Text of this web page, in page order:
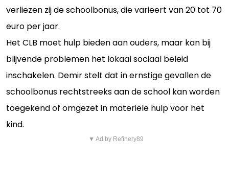
verliezen zij de schoolbonus, die varieert van 20 tot 70
euro per jaar.
Het CLB moet hulp bieden aan ouders, maar kan bij
blijvende problemen het lokaal sociaal beleid
inschakelen. Demir stelt dat in ernstige gevallen de
schoolbonus rechtstreeks aan de school kan worden
toegekend of omgezet in materiële hulp voor het
kind.
▼ Ad by Refinery89